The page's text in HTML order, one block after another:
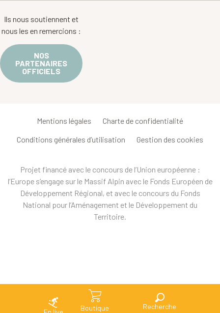
Boutique Recherche
Ils nous soutiennent et
nous les en remercions :
NOS
PARTENAIRES
OFFICIELS
Mentions légales Charte de confidentialité
Conditions générales d’utilisation Gestion des cookies
Projet financé avec le concours de l’Union européenne :
l’Europe s’engage sur le Massif Alpin avec le Fonds Européen de
Développement Régional, et avec le concours du Fonds
National pour l’Aménagement et le Développement du
Territoire.